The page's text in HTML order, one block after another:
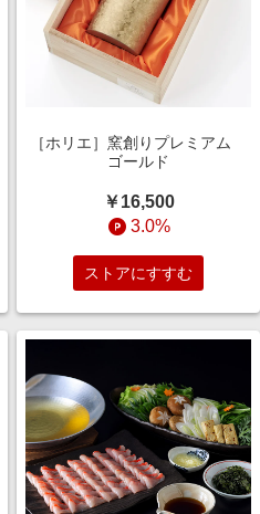
［ホリエ］窯創りプレミアム
ゴールド
￥16,500
3.0%
ストアにすすむ